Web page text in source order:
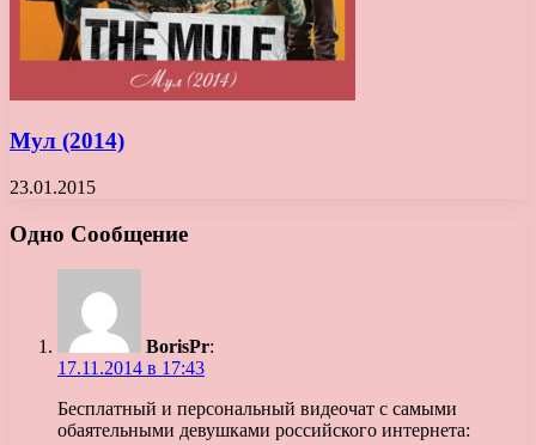
Мул (2014)
23.01.2015
Одно Сообщение
BorisPr:
17.11.2014 в 17:43
Бесплатный и персональный видеочат с самыми
обаятельными девушками российского интернета: